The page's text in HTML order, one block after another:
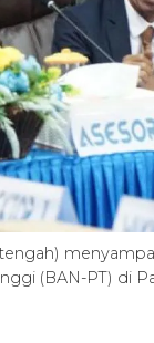
(BAN-PT) di